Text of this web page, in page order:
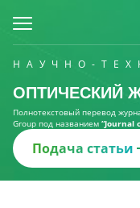
НАУЧНО-
ОПТИЧЕСКИЙ
Полнотекстовый перевод
Group под названием “Journal
Подача статьи